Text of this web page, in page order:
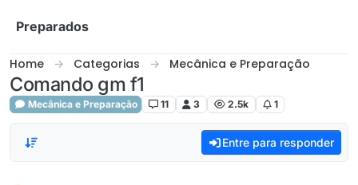
Preparados
Home Categorias Mecânica e Preparação
Comando gm f1
Mecânica e Preparação 11 3 2.5k 1
Entre para responder